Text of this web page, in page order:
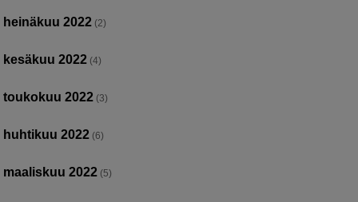
heinäkuu 2022 (2)
kesäkuu 2022 (4)
toukokuu 2022 (3)
huhtikuu 2022 (6)
maaliskuu 2022 (5)